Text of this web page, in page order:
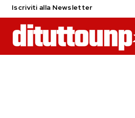
Iscriviti alla Newsletter